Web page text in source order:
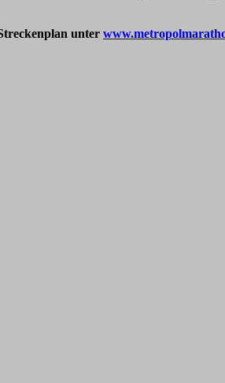
unter